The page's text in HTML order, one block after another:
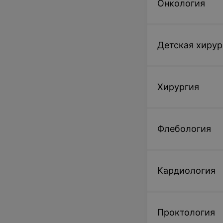
Записаться
Онкология
Детская
Хирургия
Флебология
Кардиология
Проктология